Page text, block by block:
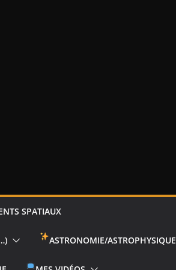
SPATIAUX
ASTRONOMIE/ASTROPHYSIQUE